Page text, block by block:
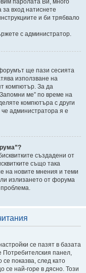
паролата Ви, много
вход натиснете
и би трябвало
с администратор.
ще пази сесията
използване на
компютър. За да
ме” по време на
компютъра с други
администратора я е
създадени от
също така
на новите мнения и теми
излизането от форума
се пазят в базата
Потребителския панел,
показва, след като
се най-горе в дясно. Този